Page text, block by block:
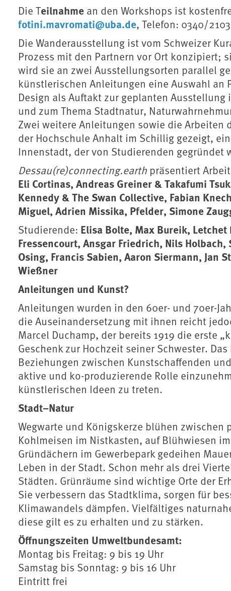
Die Teilnahme an den Workshops ist
fotini.mavromati@uba.de, Telefon: 0340/
Die Wanderausstellung ist vom Schweizer
Prozess mit den Partnern vor Ort konzipiert;
wird sie an zwei Ausstellungsorten parallel
künstlerischen Anleitungen eine Auswahl an
Design als Auftakt zur geplanten
und zum Thema Stadtnatur,
Zwei weitere Anleitungen sowie die
der Hochschule Anhalt im Schillig gezeigt,
Innenstadt, der von Studierenden gegründet
Dessau(re)connecting.earth präsentiert
Eli Cortinas, Andreas Greiner & Takafumi
Kennedy & The Swan Collective, Fabian
Miguel, Adrien Missika, Pfelder, Simone
Studierende: Elisa Bolte, Max Bureik,
Fressencourt, Ansgar Friedrich, Nils
Osing, Francis Sabien, Aaron Siermann, Jan
Wießner
Anleitungen und Kunst?
Anleitungen wurden in den 60er- und 70er-
die Auseinandersetzung mit ihnen reicht
Marcel Duchamp, der bereits 1919 die erste
Geschenk zur Hochzeit seiner Schwester.
Beziehungen zwischen Kunstschaffenden
aktive und ko-produzierende Rolle
künstlerischen Ideen zu treten.
Stadt–Natur
Wegwarte und Königskerze blühen
Kohlmeisen im Nistkasten, auf Blühwiesen
Gründächern im Gewerbepark gedeihen
Leben in der Stadt. Schon mehr als drei
Städten. Grünräume sind wichtige Orte der
Sie verbessern das Stadtklima, sorgen für
Klimawandels dämpfen. Vielfältiges
diese gilt es zu erhalten und zu stärken.
Öffnungszeiten Umweltbundesamt:
Montag bis Freitag: 9 bis 19 Uhr
Samstag bis Sonntag: 9 bis 16 Uhr
Eintritt frei